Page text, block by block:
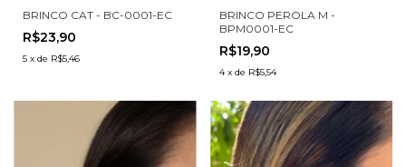
BRINCO CAT - BC-0001-EC
R$23,90
5 x de R$5,46
BRINCO PEROLA M -
BPM0001-EC
R$19,90
4 x de R$5,54